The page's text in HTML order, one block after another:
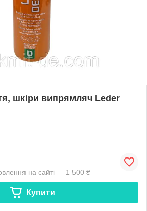
шкіри випрямляч Leder
на сайті — 1 500 ₴
Купити